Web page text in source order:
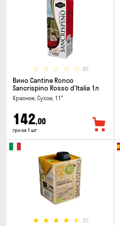
(0)
Вино Cantine Ronco
Sancrispino Rosso d'Italia 1л
Красное, Сухое, 11°
142,00
грн за 1 шт
(2)